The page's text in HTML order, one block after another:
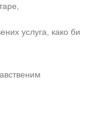
услуга, како би